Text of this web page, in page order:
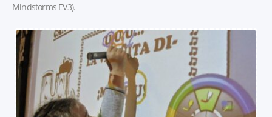
Mindstorms EV3).